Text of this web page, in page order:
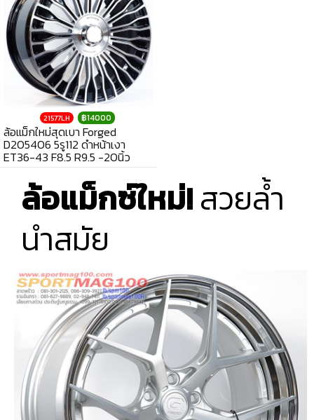
21577LH ฿14000
ล้อแม็กใหม่สุดเบา Forged
D205406 5รู112 ดำหน้าเงา
ET36-43 F8.5 R9.5 -20นิ้ว
ล้อแม็กซ์ใหม่!สวยล้ำ
นำสมัย